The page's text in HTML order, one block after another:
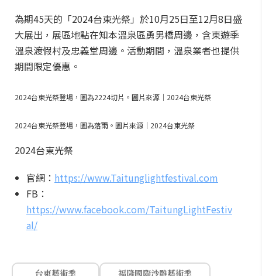
為期45天的「2024台東光祭」於10月25日至12月8日盛
大展出，展區地點在知本溫泉區勇男橋周邊，含東遊季
溫泉渡假村及忠義堂周邊。活動期間，溫泉業者也提供
期間限定優惠。
2024台東光祭登場，圖為2224切片。圖片來源｜2024台東光祭
2024台東光祭登場，圖為落雨。圖片來源｜2024台東光祭
2024台東光祭
官網： https://www.Taitunglightfestival.com
FB：
https://www.facebook.com/TaitungLightFestiv
al/
台東藝術季
福隆國際沙雕藝術季